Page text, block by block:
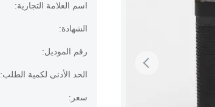
اسم العلامة التجارية:
الشهادة:
رقم الموديل:
الحد الأدنى لكمية الطلب:
سعر: